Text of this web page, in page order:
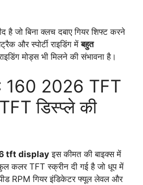
है जो बिना क्लच दबाए गियर शिफ्ट करने
और स्पोर्टी राइडिंग मेंबहुत
मोड्स भी मिलने की संभावना है।
160 2026 TFT
डिस्प्ले की
tft display इस कीमत की बाइक्स में
कलर TFT स्क्रीन दी गई है जो धूप में
RPM गियर इंडिकेटर फ्यूल लेवल और